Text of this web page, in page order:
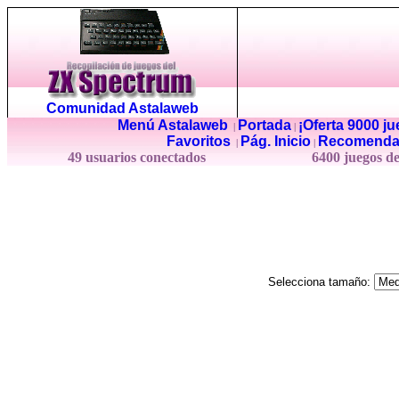
Comunidad Astalaweb
Menú Astalaweb| Portada|
¡Oferta 9000
Favoritos
Pág. Inicio
49 usuarios conectados
6400 juegos
Selecciona tamaño: